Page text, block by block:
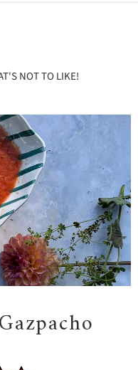
NOT TO LIKE!